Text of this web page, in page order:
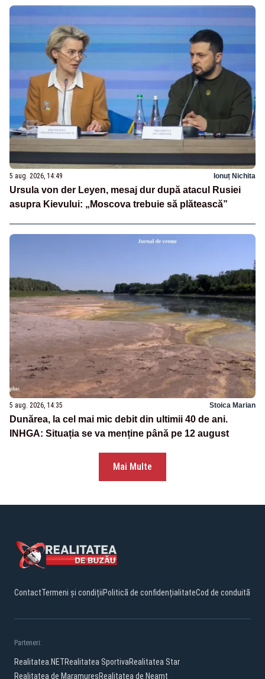
5 aug. 2026, 14:49 Ionuț Nichita
Ursula von der Leyen, mesaj dur după atacul Rusiei
asupra Kievului: „Moscova trebuie să plătească”
5 aug. 2026, 14:35 Stoica Marian
Dunărea, la cel mai mic debit din ultimii 40 de ani.
INHGA: Situația se va menține până pe 12 august
Mai Multe
ContactTermeni și condițiiPolitică de confidențialitateCod de conduită
Parteneri:
Realitatea.NETRealitatea SportivaRealitatea Star
Realitatea de MaramuresRealitatea de Neamt